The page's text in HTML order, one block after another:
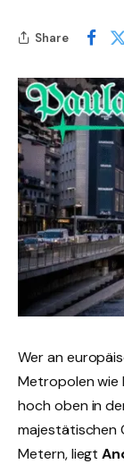
Share
Wer an
Metropolen wie
hoch oben in
majestätischen
Metern, liegt